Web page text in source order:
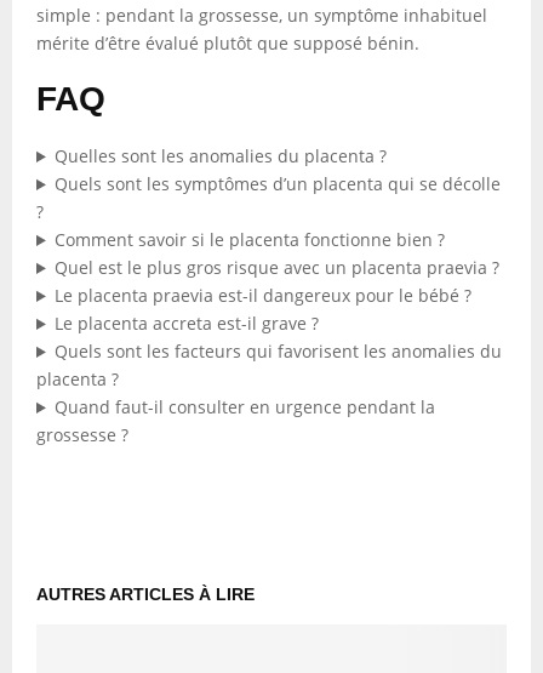
simple : pendant la grossesse, un symptôme inhabituel
mérite d’être évalué plutôt que supposé bénin.
FAQ
Quelles sont les anomalies du placenta ?
Quels sont les symptômes d’un placenta qui se décolle
?
Comment savoir si le placenta fonctionne bien ?
Quel est le plus gros risque avec un placenta praevia ?
Le placenta praevia est-il dangereux pour le bébé ?
Le placenta accreta est-il grave ?
Quels sont les facteurs qui favorisent les anomalies du
placenta ?
Quand faut-il consulter en urgence pendant la
grossesse ?
AUTRES ARTICLES À LIRE